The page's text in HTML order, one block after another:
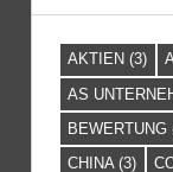
AKTIEN (3)
AS
BEWERTUNG
CHINA (3)